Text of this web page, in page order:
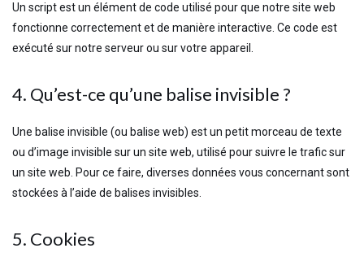
Un script est un élément de code utilisé pour que notre site web
fonctionne correctement et de manière interactive. Ce code est
exécuté sur notre serveur ou sur votre appareil.
4. Qu’est-ce qu’une balise invisible ?
Une balise invisible (ou balise web) est un petit morceau de texte
ou d’image invisible sur un site web, utilisé pour suivre le trafic sur
un site web. Pour ce faire, diverses données vous concernant sont
stockées à l’aide de balises invisibles.
5. Cookies